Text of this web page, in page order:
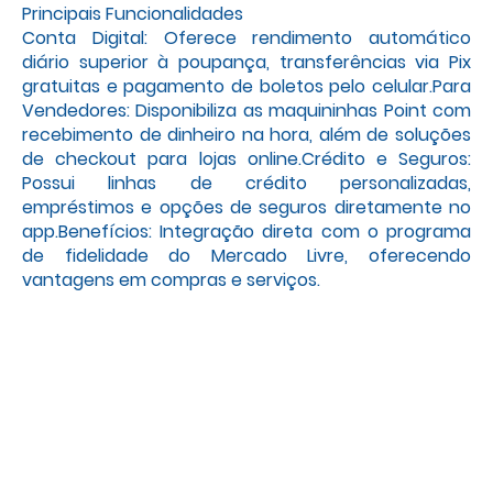
Principais Funcionalidades
Conta Digital: Oferece rendimento automático
diário superior à poupança, transferências via Pix
gratuitas e pagamento de boletos pelo celular.Para
Vendedores: Disponibiliza as maquininhas Point com
recebimento de dinheiro na hora, além de soluções
de checkout para lojas online.Crédito e Seguros:
Possui linhas de crédito personalizadas,
empréstimos e opções de seguros diretamente no
app.Benefícios: Integração direta com o programa
de fidelidade do Mercado Livre, oferecendo
vantagens em compras e serviços.